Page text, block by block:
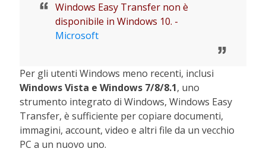
Windows Easy Transfer non è
disponibile in Windows 10. -
Microsoft
Per gli utenti Windows meno recenti, inclusi
Windows Vista e Windows 7/8/8.1, uno
strumento integrato di Windows, Windows Easy
Transfer, è sufficiente per copiare documenti,
immagini, account, video e altri file da un vecchio
PC a un nuovo uno.